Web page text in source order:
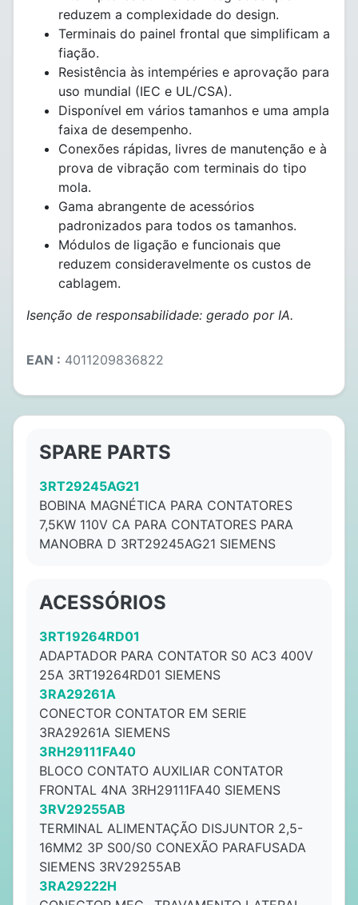
reduzem a complexidade do design.
Terminais do painel frontal que simplificam a
fiação.
Resistência às intempéries e aprovação para
uso mundial (IEC e UL/CSA).
Disponível em vários tamanhos e uma ampla
faixa de desempenho.
Conexões rápidas, livres de manutenção e à
prova de vibração com terminais do tipo
mola.
Gama abrangente de acessórios
padronizados para todos os tamanhos.
Módulos de ligação e funcionais que
reduzem consideravelmente os custos de
cablagem.
Isenção de responsabilidade: gerado por IA.
EAN : 4011209836822
SPARE PARTS
3RT29245AG21
BOBINA MAGNÉTICA PARA CONTATORES
7,5KW 110V CA PARA CONTATORES PARA
MANOBRA D 3RT29245AG21 SIEMENS
ACESSÓRIOS
3RT19264RD01
ADAPTADOR PARA CONTATOR S0 AC3 400V
25A 3RT19264RD01 SIEMENS
3RA29261A
CONECTOR CONTATOR EM SERIE
3RA29261A SIEMENS
3RH29111FA40
BLOCO CONTATO AUXILIAR CONTATOR
FRONTAL 4NA 3RH29111FA40 SIEMENS
3RV29255AB
TERMINAL ALIMENTAÇÃO DISJUNTOR 2,5-
16MM2 3P S00/S0 CONEXÃO PARAFUSADA
SIEMENS 3RV29255AB
3RA29222H